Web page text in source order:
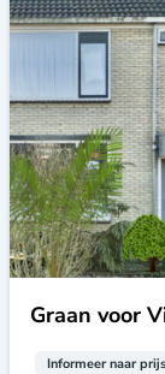
Graan voor
Informeer naar prijs